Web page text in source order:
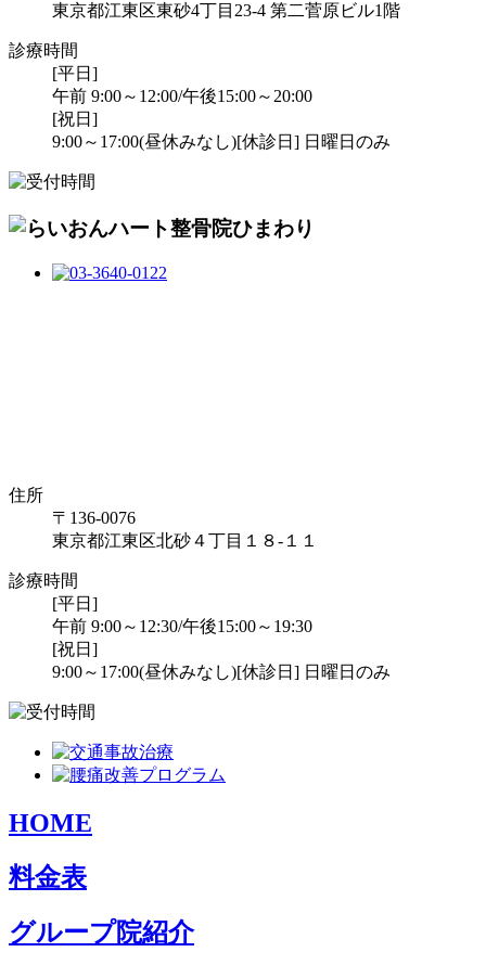
東京都江東区東砂4丁目23-4 第二菅原ビル1階
診療時間
[平日]
午前 9:00～12:00/午後15:00～20:00
[祝日]
9:00～17:00(昼休みなし)[休診日] 日曜日のみ
住所
〒136-0076
東京都江東区北砂４丁目１８-１１
診療時間
[平日]
午前 9:00～12:30/午後15:00～19:30
[祝日]
9:00～17:00(昼休みなし)[休診日] 日曜日のみ
HOME
料金表
グループ院紹介